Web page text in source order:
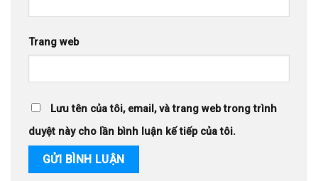
Trang web
Lưu tên của tôi, email, và trang web trong trình
duyệt này cho lần bình luận kế tiếp của tôi.